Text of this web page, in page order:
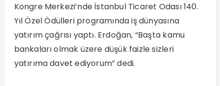
Kongre Merkezi’nde İstanbul Ticaret Odası 140.
Yıl Özel Ödülleri programında iş dünyasına
yatırım çağrısı yaptı. Erdoğan, “Başta kamu
bankaları olmak üzere düşük faizle sizleri
yatırıma davet ediyorum” dedi.